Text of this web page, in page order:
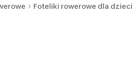
Foteliki rowerowe dla dzieci